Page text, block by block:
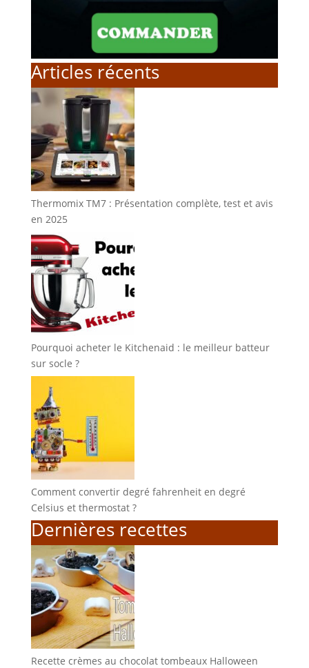
Articles récents
Thermomix TM7 : Présentation complète, test et avis
en 2025
Pourquoi acheter le Kitchenaid : le meilleur batteur
sur socle ?
Comment convertir degré fahrenheit en degré
Celsius et thermostat ?
Dernières recettes
Recette crèmes au chocolat tombeaux Halloween